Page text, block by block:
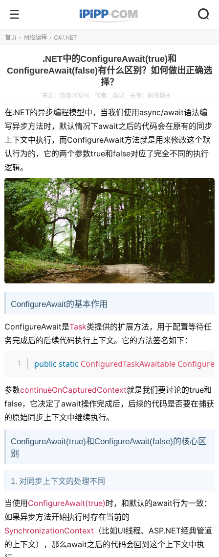
首页 > 网络编程 > C#/.NET
.NET中的ConfigureAwait(true)和
ConfigureAwait(false)有什么区别？如何做出正确选
择？
来源： 微信开发网 作者：森沢 头衔：网络博主
在.NET的异步编程模型中，当我们使用async/await语法编
写异步方法时，默认情况下await之后的代码会在原有的同步
上下文中执行，而ConfigureAwait方法就是用来修改这个默
认行为的，它的两个参数true和false对应了完全不同的执行
逻辑。
ConfigureAwait的基本作用
ConfigureAwait是Task类提供的扩展方法，用于配置等待任
务完成后的后续代码执行上下文。它的方法签名如下：
public static ConfiguredTaskAwaitable 复制
参数continueOnCapturedContext就是我们要讨论的true和
false，它决定了await操作完成后，后续的代码是否要在捕获
的原始同步上下文中继续执行。
ConfigureAwait(true)和ConfigureAwait(false)的核心区
别
1. 对同步上下文的处理不同
当使用ConfigureAwait(true)时，和默认的await行为一致：
如果异步方法开始执行时存在当前的
SynchronizationContext （比如UI线程、ASP.NET经典管道
的上下文），那么await之后的代码会回到这个上下文中执